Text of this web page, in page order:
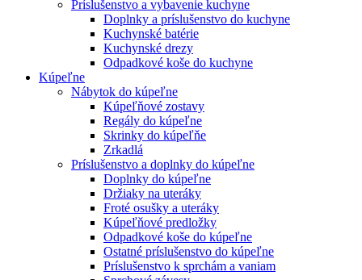
Príslušenstvo a vybavenie kuchyne
Doplnky a príslušenstvo do kuchyne
Kuchynské batérie
Kuchynské drezy
Odpadkové koše do kuchyne
Kúpeľne
Nábytok do kúpeľne
Kúpeľňové zostavy
Regály do kúpeľne
Skrinky do kúpeľňe
Zrkadlá
Príslušenstvo a doplnky do kúpeľne
Doplnky do kúpeľne
Držiaky na uteráky
Froté osušky a uteráky
Kúpeľňové predložky
Odpadkové koše do kúpeľne
Ostatné príslušenstvo do kúpeľne
Príslušenstvo k sprchám a vaniam